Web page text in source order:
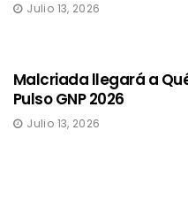
Julio 13, 2026
Malcriada llegará a
Pulso GNP 2026
Julio 13, 2026